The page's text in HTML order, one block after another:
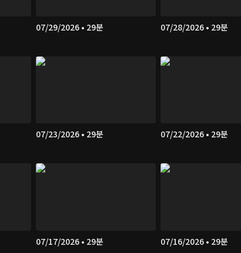
07/29/2026 • 29분 07/28/2026 • 29분
07/23/2026 • 29분 07/22/2026 • 29분
07/17/2026 • 29분 07/16/2026 • 29분